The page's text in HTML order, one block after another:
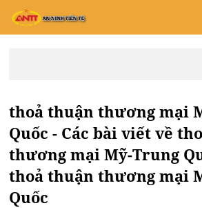
thoả thuận thương mại
Quốc - Các bài viết về
thương mại Mỹ-Trung
thoả thuận thương mại
Quốc